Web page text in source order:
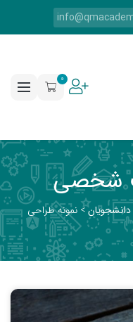
0
شخصی
دانشجویان> نمونه طراحی